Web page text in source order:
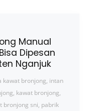
Manual
Dipesan
Nganjuk
kawat bronjong, intan
, kawat bronjong,
bronjong sni, pabrik